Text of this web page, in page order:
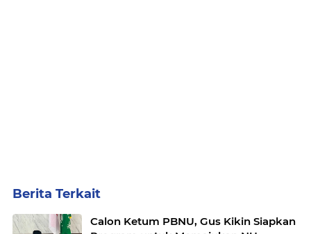
Berita Terkait
Calon Ketum PBNU, Gus Kikin Siapkan